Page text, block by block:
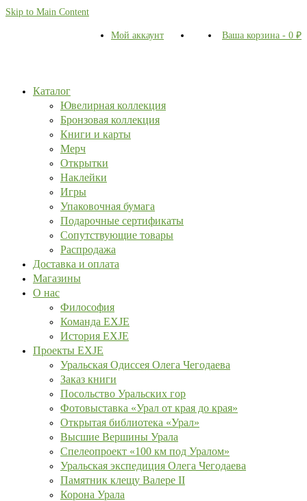
Skip to Main Content
Мой аккаунт Ваша корзина - 0 ₽
Каталог
Ювелирная коллекция
Бронзовая коллекция
Книги и карты
Мерч
Открытки
Наклейки
Игры
Упаковочная бумага
Подарочные сертификаты
Сопутствующие товары
Распродажа
Доставка и оплата
Магазины
О нас
Философия
Команда EXJE
История EXJE
Проекты EXJE
Уральская Одиссея Олега Чегодаева
Заказ книги
Посольство Уральских гор
Фотовыставка «Урал от края до края»
Открытая библиотека «Урал»
Высшие Вершины Урала
Спелеопроект «100 км под Уралом»
Уральская экспедиция Олега Чегодаева
Памятник клещу Валере II
Корона Урала